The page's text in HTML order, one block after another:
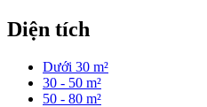
Diện tích
Dưới 30 m²
30 - 50 m²
50 - 80 m²